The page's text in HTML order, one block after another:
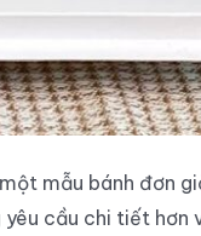
mẫu bánh đơn
cầu chi tiết hơn